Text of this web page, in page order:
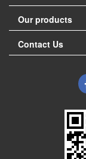
Our products
Contact Us